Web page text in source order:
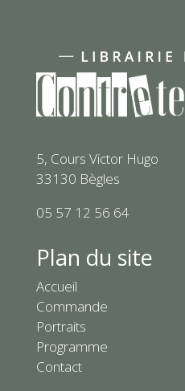
5, Cours Victor Hugo
33130 Bègles
05 57 12 56 64
Plan du site
Accueil
Commande
Portraits
Programme
Contact